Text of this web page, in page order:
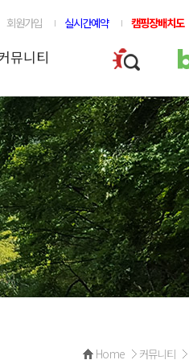
회원가입 실시간예약 캠핑장배치도
뮤니티
Home 커뮤니티